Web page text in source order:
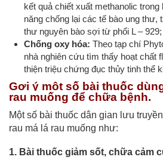
kết quả chiết xuất methanolic
năng chống lại các tế bào ung thư,
thư nguyên bào sợi từ phổi L – 929;
Chống oxy hóa: Theo tạp chí
nhà nghiên cứu tìm thấy hoạt chất
thiện triệu chứng đục thủy tinh thể
Gợi ý một số bài thuốc
rau muống để chữa bệnh.
Một số bài thuốc dân gian lưu
rau má lá rau muống như:
1. Bài thuốc giảm sốt, chữa cảm